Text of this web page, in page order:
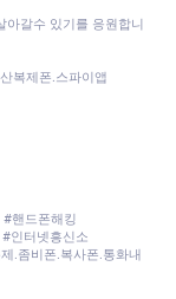
갈수 있기를 응원합니
복제폰.스파이앱
핸드폰해킹
인터넷흥신소
.좀비폰.복사폰.통화내